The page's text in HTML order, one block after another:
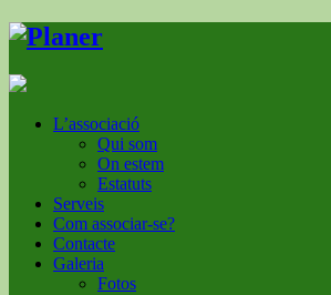
L’associació
Qui som
On estem
Estatuts
Serveis
Com associar-se?
Contacte
Galeria
Fotos